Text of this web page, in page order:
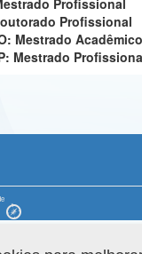
Profissional
Profissional
Mestrado
Mestrado